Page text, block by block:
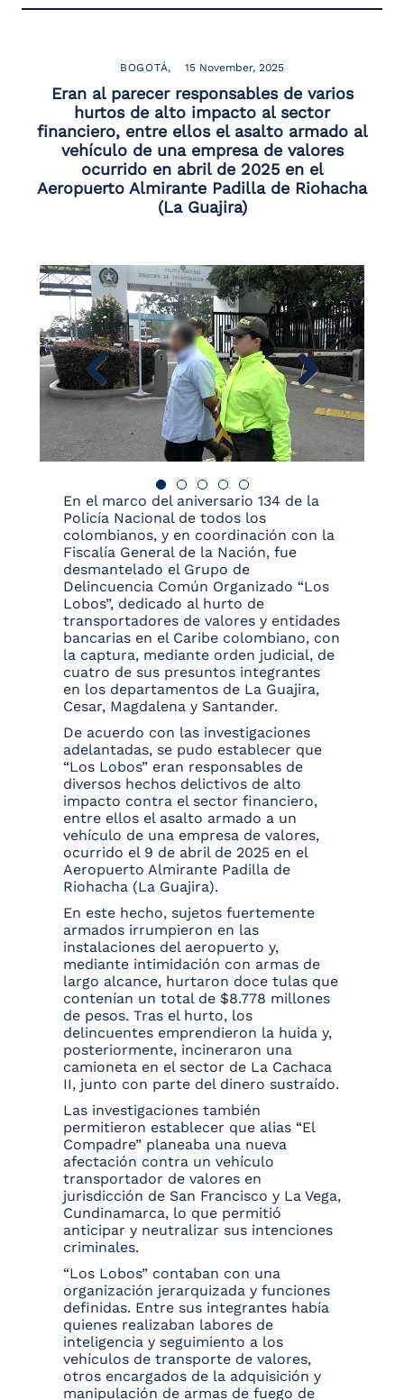
BOGOTÁ 15 November, 2025
Eran al parecer responsables de varios
hurtos de alto impacto al sector
financiero, entre ellos el asalto armado al
vehículo de una empresa de valores
ocurrido en abril de 2025 en el
Aeropuerto Almirante Padilla de Riohacha
(La Guajira)
En el marco del aniversario 134 de la
Policía Nacional de todos los
colombianos, y en coordinación con la
Fiscalía General de la Nación, fue
desmantelado el Grupo de
Delincuencia Común Organizado “Los
Lobos”, dedicado al hurto de
transportadores de valores y entidades
bancarias en el Caribe colombiano, con
la captura, mediante orden judicial, de
cuatro de sus presuntos integrantes
en los departamentos de La Guajira,
Cesar, Magdalena y Santander.
De acuerdo con las investigaciones
adelantadas, se pudo establecer que
“Los Lobos” eran responsables de
diversos hechos delictivos de alto
impacto contra el sector financiero,
entre ellos el asalto armado a un
vehículo de una empresa de valores,
ocurrido el 9 de abril de 2025 en el
Aeropuerto Almirante Padilla de
Riohacha (La Guajira).
En este hecho, sujetos fuertemente
armados irrumpieron en las
instalaciones del aeropuerto y,
mediante intimidación con armas de
largo alcance, hurtaron doce tulas que
contenían un total de $8.778 millones
de pesos. Tras el hurto, los
delincuentes emprendieron la huida y,
posteriormente, incineraron una
camioneta en el sector de La Cachaca
II, junto con parte del dinero sustraído.
Las investigaciones también
permitieron establecer que alias “El
Compadre” planeaba una nueva
afectación contra un vehículo
transportador de valores en
jurisdicción de San Francisco y La Vega,
Cundinamarca, lo que permitió
anticipar y neutralizar sus intenciones
criminales.
“Los Lobos” contaban con una
organización jerarquizada y funciones
definidas. Entre sus integrantes había
quienes realizaban labores de
inteligencia y seguimiento a los
vehículos de transporte de valores,
otros encargados de la adquisición y
manipulación de armas de fuego de